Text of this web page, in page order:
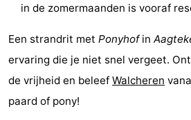
Speeltuinen
-
Binnenspeeltuinen
-
Bowlen
-
in de zomermaanden is vooraf
Een strandrit met Ponyhofin
ervaring die je niet snel vergeet.
de vrijheid en beleef Walcheren
paard of pony!